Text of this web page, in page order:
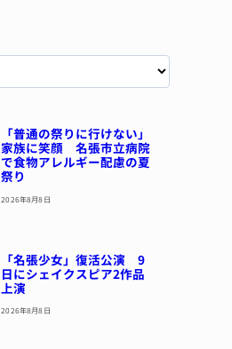
「普通の祭りに行けない」
家族に笑顔 名張市立病院
で食物アレルギー配慮の夏
祭り
2026年8月8日
「名張少女」復活公演 9
日にシェイクスピア2作品
上演
2026年8月8日